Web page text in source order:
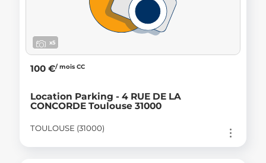
x5
100 €/ mois CC
Location Parking - 4 RUE DE LA
CONCORDE Toulouse 31000
TOULOUSE (31000)